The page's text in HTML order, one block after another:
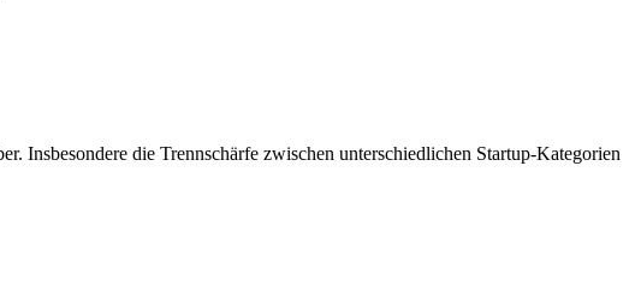
Insbesondere die Trennschärfe zwischen unterschiedlichen Startup-Kategorien